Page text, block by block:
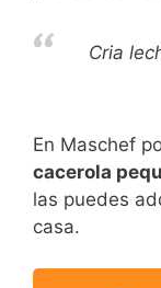
Cria
En Maschef
cacerola
las puedes
casa.